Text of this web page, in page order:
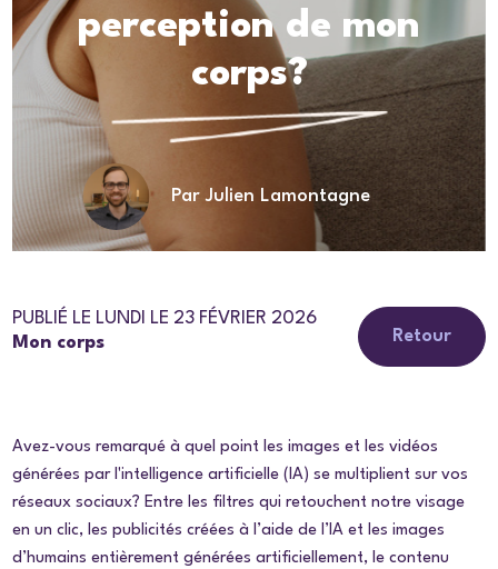
perception de mon
corps?
Par Julien Lamontagne
PUBLIÉ LE LUNDI LE 23 FÉVRIER 2026
Mon corps
Retour
Avez-vous remarqué à quel point les images et les vidéos
générées par l'intelligence artificielle (IA) se multiplient sur vos
réseaux sociaux? Entre les filtres qui retouchent notre visage
en un clic, les publicités créées à l’aide de l’IA et les images
d’humains entièrement générées artificiellement, le contenu